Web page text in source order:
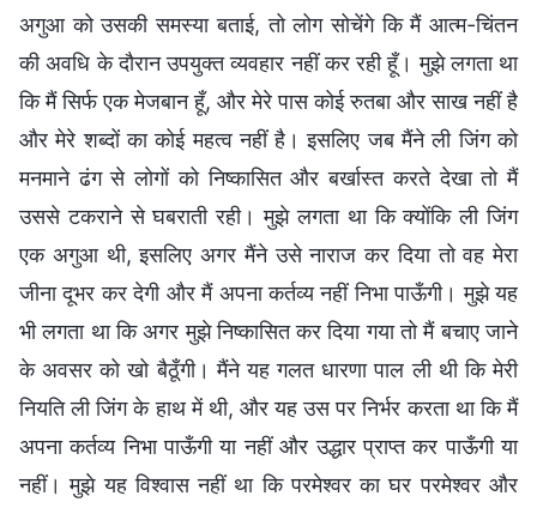
अगुआ को उसकी समस्या बताई, तो लोग सोचेंगे कि मैं आत्म-चिंतन
की अवधि के दौरान उपयुक्त व्यवहार नहीं कर रही हूँ। मुझे लगता था
कि मैं सिर्फ एक मेजबान हूँ, और मेरे पास कोई रुतबा और साख नहीं है
और मेरे शब्दों का कोई महत्व नहीं है। इसलिए जब मैंने ली जिंग को
मनमाने ढंग से लोगों को निष्कासित और बर्खास्त करते देखा तो मैं
उससे टकराने से घबराती रही। मुझे लगता था कि क्योंकि ली जिंग
एक अगुआ थी, इसलिए अगर मैंने उसे नाराज कर दिया तो वह मेरा
जीना दूभर कर देगी और मैं अपना कर्तव्य नहीं निभा पाऊँगी। मुझे यह
भी लगता था कि अगर मुझे निष्कासित कर दिया गया तो मैं बचाए जाने
के अवसर को खो बैठूँगी। मैंने यह गलत धारणा पाल ली थी कि मेरी
नियति ली जिंग के हाथ में थी, और यह उस पर निर्भर करता था कि मैं
अपना कर्तव्य निभा पाऊँगी या नहीं और उद्धार प्राप्त कर पाऊँगी या
नहीं। मुझे यह विश्वास नहीं था कि परमेश्वर का घर परमेश्वर और